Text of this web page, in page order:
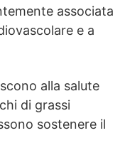
associata
e a
alla salute
di grassi
sostenere il